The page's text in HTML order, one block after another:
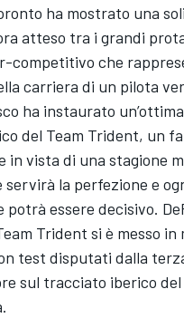
ha mostrato una
atteso tra i grandi
competitivo che
carriera di un pilota
ha instaurato
del Team Trident, un
in vista di una stagione
servirà la perfezione e
potrà essere decisivo.
Trident si è messo in
test disputati dalla
sul tracciato iberico